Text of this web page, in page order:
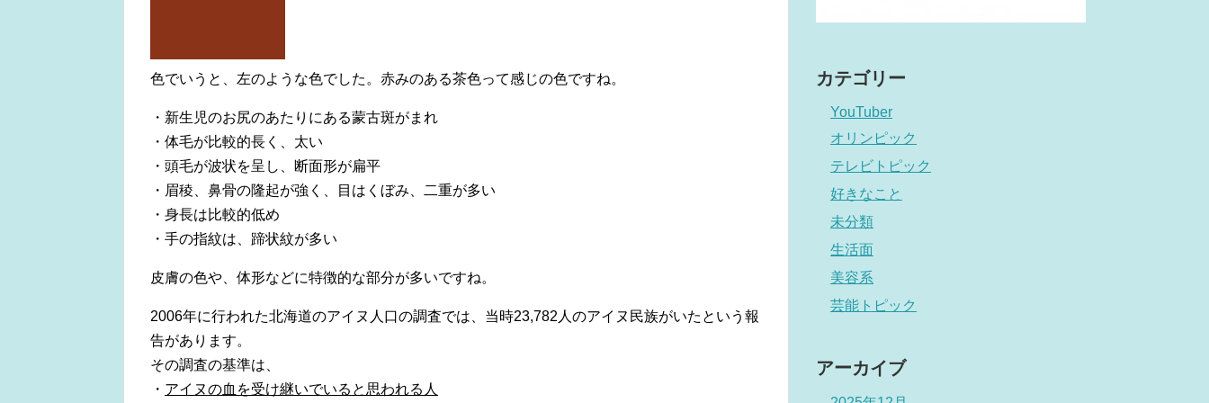
色でいうと、左のような色でした。赤みのある茶色って感じの色ですね。
・新生児のお尻のあたりにある蒙古斑がまれ
・体毛が比較的長く、太い
・頭毛が波状を呈し、断面形が扁平
・眉稜、鼻骨の隆起が強く、目はくぼみ、二重が多い
・身長は比較的低め
・手の指紋は、蹄状紋が多い
皮膚の色や、体形などに特徴的な部分が多いですね。
2006年に行われた北海道のアイヌ人口の調査では、当時23,782人のアイヌ民族がいたという報
告があります。
その調査の基準は、
・ アイヌの血を受け継いでいると思われる人
カテゴリー
YouTuber
オリンピック
テレビトピック
好きなこと
未分類
生活面
美容系
芸能トピック
アーカイブ